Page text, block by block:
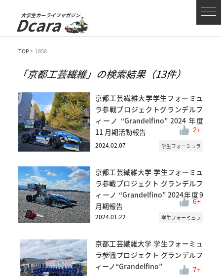
Dcara
大学生カーライフマガジン
TOP> 1858
「京都工芸繊維」の検索結果（13件）
京都工芸繊維大学学生フォーミュ
ラ参戦プロジェクトグランデルフ
ィーノ “Grandelfino” 2024 年度
11 月期活動報告
2024.02.07 学生フォーミュラ
2
京都工芸繊維大学 学生フォーミュ
ラ参戦プロジェクト グランデルフ
ィーノ “Grandelfino” 2024年度9
月期報告
2024.01.22 学生フォーミュラ
6
京都工芸繊維大学 学生フォーミュ
ラ参戦プロジェクト グランデルフ
ィーノ“Grandelfino”
7